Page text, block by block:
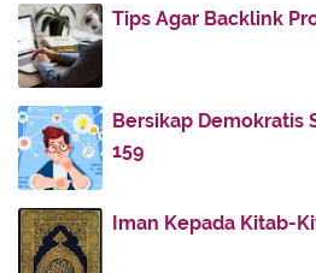
▼ January(12)
Keuntungan Investasi
Tips Membeli Mobil Bekas
Nyaman
Keuntungan Membeli Mobil
mobil88
Profil mobil88, Perusahaan
Tips Agar Backlink
Bersikap Demokratis
159
Iman Kepada Kitab-